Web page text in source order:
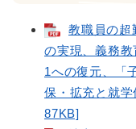
教職員の超
の実現、義務
1への復元、「
保・拡充と就
87KB]